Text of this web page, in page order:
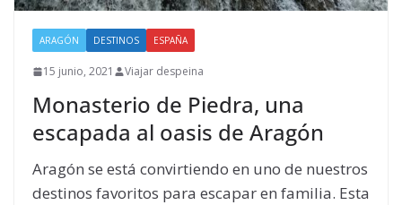
ARAGÓN DESTINOS ESPAÑA
15 junio, 2021 Viajar despeina
Monasterio de Piedra, una
escapada al oasis de Aragón
Aragón se está convirtiendo en uno de nuestros
destinos favoritos para escapar en familia. Esta